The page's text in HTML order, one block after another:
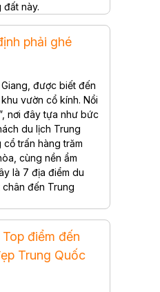
này.
phải ghé
được biết đến
vườn cổ kính. Nổi
nơi đây tựa như bức
du lịch Trung
trấn hàng trăm
cùng nền ẩm
là 7 địa điểm du
đến Trung
điểm đến
Trung Quốc